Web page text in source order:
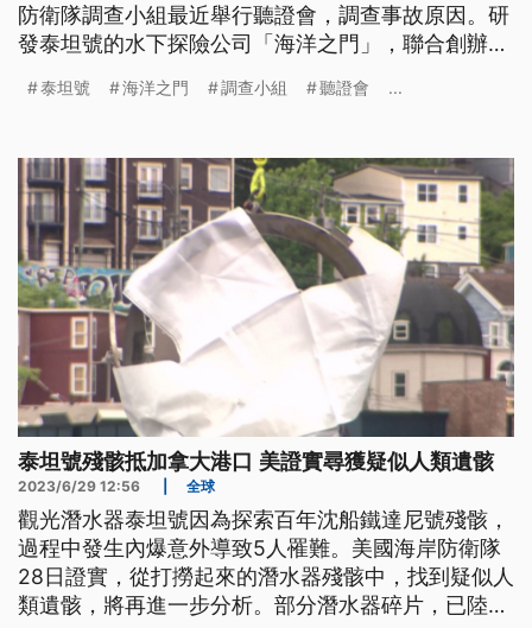
防衛隊調查小組最近舉行聽證會，調查事故原因。研
發泰坦號的水下探險公司「海洋之門」，聯合創辦人
道事故原因；曾參加付費潛水的乘客也認為這種行程
泰坦號 海洋之門 調查小組 聽證會 ...
泰坦號殘骸抵加拿大港口 美證實尋獲疑似人類遺骸
2023/6/29 12:56 全球
觀光潛水器泰坦號因為探索百年沈船鐵達尼號殘骸，
過程中發生內爆意外導致5人罹難。美國海岸防衛隊
28日證實，從打撈起來的潛水器殘骸中，找到疑似人
類遺骸，將再進一步分析。部分潛水器碎片，已陸續